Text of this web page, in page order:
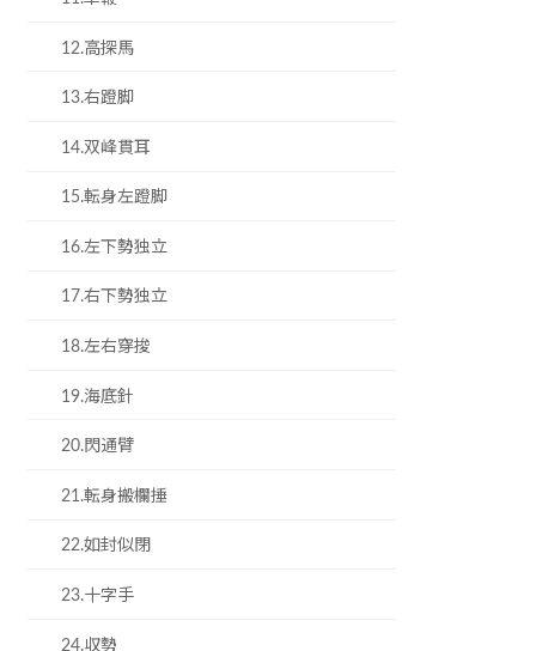
12.高探馬
13.右蹬脚
14.双峰貫耳
15.転身左蹬脚
16.左下勢独立
17.右下勢独立
18.左右穿捘
19.海底針
20.閃通臂
21.転身搬欄捶
22.如封似閉
23.十字手
24.収勢